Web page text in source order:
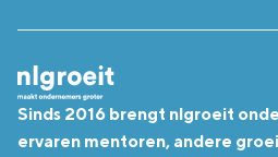
Sinds 2016 brengt nlgroeit
ervaren mentoren, andere